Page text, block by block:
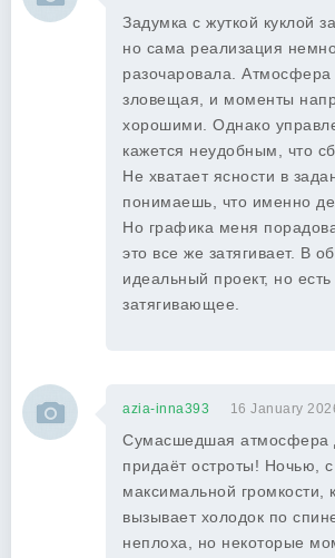
Задумка с жуткой куклой
но сама реализация
разочаровала. Атмосфера
зловещая, и моменты
хорошими. Однако
кажется неудобным, что
Не хватает ясности в
понимаешь, что именно
Но графика меня
это все же затягивает. В
идеальный проект, но есть
затягивающее.
azia-inna393 16 January
Сумасшедшая атмосфера
придаёт остроты! Ночью,
максимальной громкости,
вызывает холодок по
неплоха, но некоторые